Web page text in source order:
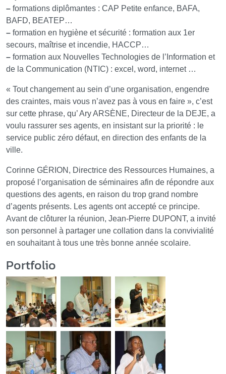
– formations diplômantes : CAP Petite enfance, BAFA,
BAFD, BEATEP…
– formation en hygiène et sécurité : formation aux 1er
secours, maîtrise et incendie, HACCP…
– formation aux Nouvelles Technologies de l’Information et
de la Communication (NTIC) : excel, word, internet …
« Tout changement au sein d’une organisation, engendre
des craintes, mais vous n’avez pas à vous en faire », c’est
sur cette phrase, qu’ Ary ARSÈNE, Directeur de la DEJE, a
voulu rassurer ses agents, en insistant sur la priorité : le
service public zéro défaut, en direction des enfants de la
ville.
Corinne GÉRION, Directrice des Ressources Humaines, a
proposé l’organisation de séminaires afin de répondre aux
questions des agents, en raison du trop grand nombre
d’agents présents. Les agents ont accepté ce principe.
Avant de clôturer la réunion, Jean-Pierre DUPONT, a invité
son personnel à partager une collation dans la convivialité
en souhaitant à tous une très bonne année scolaire.
Portfolio